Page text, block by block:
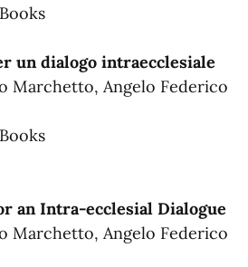
un dialogo intraecclesiale
Marchetto, ‎Angelo Federico
an Intra-ecclesial Dialogue
Marchetto, ‎Angelo Federico